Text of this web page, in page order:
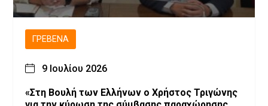
ΓΡΕΒΕΝΆ
9 Ιουλίου 2026
«Στη Βουλή των Ελλήνων ο Χρήστος Τριγώνης